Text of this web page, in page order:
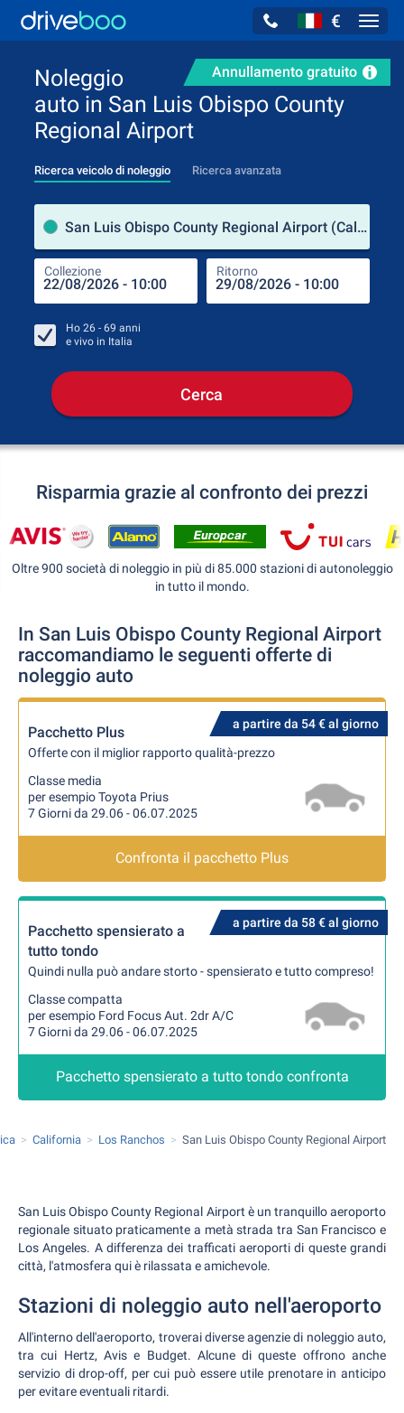
€
Annullamento gratuito
Noleggio
auto in San Luis Obispo County
Regional Airport
Ricerca veicolo di noleggio Ricerca avanzata
San Luis Obispo County Regional Airport (California / Stati Uniti d'America)
Collezione Ritorno
Ho 26 - 69 anni
e vivo in Italia
Cerca
Risparmia grazie al confronto dei prezzi
Oltre 900 società di noleggio in più di 85.000 stazioni di autonoleggio
in tutto il mondo.
In San Luis Obispo County Regional Airport
raccomandiamo le seguenti offerte di
noleggio auto
a partire da 54 € al giorno
Pacchetto Plus
Offerte con il miglior rapporto qualità-prezzo
Classe media
per esempio Toyota Prius
7 Giorni da 29.06 - 06.07.2025
Confronta il pacchetto Plus
a partire da 58 € al giorno
Pacchetto spensierato a
tutto tondo
Quindi nulla può andare storto - spensierato e tutto compreso!
Classe compatta
per esempio Ford Focus Aut. 2dr A/C
7 Giorni da 29.06 - 06.07.2025
Pacchetto spensierato a tutto tondo confronta
California Los Ranchos San Luis Obispo County Regional Airport
San Luis Obispo County Regional Airport è un tranquillo aeroporto
regionale situato praticamente a metà strada tra San Francisco e
Los Angeles. A differenza dei trafficati aeroporti di queste grandi
città, l'atmosfera qui è rilassata e amichevole.
Stazioni di noleggio auto nell'aeroporto
All'interno dell'aeroporto, troverai diverse agenzie di noleggio auto,
tra cui Hertz, Avis e Budget. Alcune di queste offrono anche
servizio di drop-off, per cui può essere utile prenotare in anticipo
per evitare eventuali ritardi.